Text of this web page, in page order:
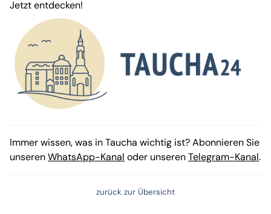
Jetzt entdecken!
Immer wissen, was in Taucha wichtig ist? Abonnieren Sie
unserenWhatsApp-Kanal oder unserenTelegram-Kanal.
zurück zur Übersicht